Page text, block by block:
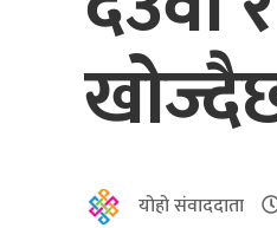
योहो संवाददाता